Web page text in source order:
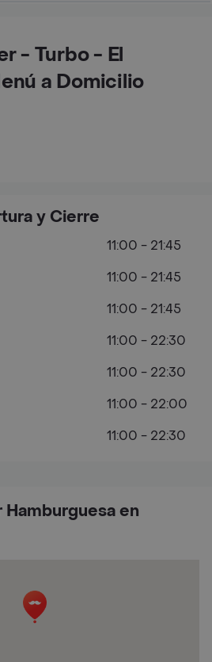
- Turbo - El
a Domicilio
en
y Cierre
11:00 - 21:45
11:00 - 21:45
11:00 - 21:45
11:00 - 22:30
11:00 - 22:30
11:00 - 22:00
11:00 - 22:30